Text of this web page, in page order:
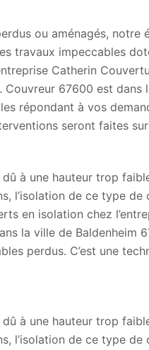
ou aménagés, notre
travaux impeccables
Catherin
67600 est
répondant à vos
seront faites
à une hauteur trop
l’isolation de ce type de
en isolation chez
la ville de Baldenheim
perdus. C’est une
à une hauteur trop
l’isolation de ce type de